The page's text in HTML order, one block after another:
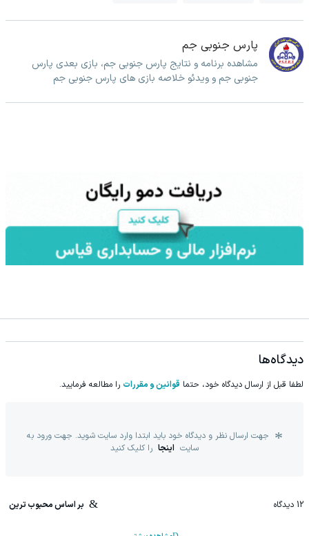
پارس جنوبی جم
مشاهده برنامه و نتایج پارس جنوبی جم، بازی بعدی پارس
جنوبی جم و ویدئو خلاصه بازی های پارس جنوبی جم
دیدگاه‌ها
لطفا قبل از ارسال دیدگاه خود، حتما قوانین و مقررات را مطالعه فرمایید.
جهت ارسال نظر و دیدگاه خود باید ابتدا وارد سایت شوید. جهت ورود به
سایت اینجا را کلیک کنید
12 دیدگاه بر اساس محبوب ترین